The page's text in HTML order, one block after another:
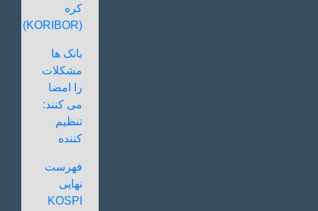
کره
(KORIBOR)
بانک ها
مشکلات
را امضا
می کنند:
تنظیم
کننده
فهرست
نهایی
KOSPI